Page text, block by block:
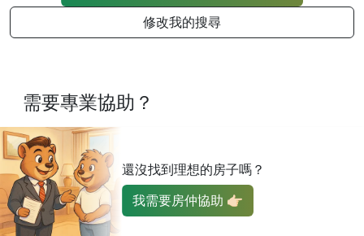
修改我的搜尋
需要專業協助？
還沒找到理想的房子嗎？
我需要房仲協助 👉🏻